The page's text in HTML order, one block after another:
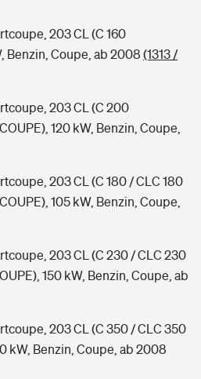
203 CL (C 160
Benzin, Coupe, ab 2008 (1313 /
203 CL (C 200
120 kW, Benzin, Coupe,
203 CL (C 180 / CLC 180
105 kW, Benzin, Coupe,
203 CL (C 230 / CLC 230
150 kW, Benzin, Coupe, ab
203 CL (C 350 / CLC 350
kW, Benzin, Coupe, ab 2008